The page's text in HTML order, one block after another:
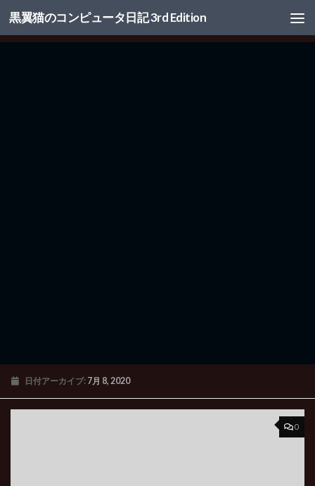
コンテンツへスキップ
黒翼猫のコンピュータ日記 3rd Edition
日付アーカイブ: 7月 8, 2020
0